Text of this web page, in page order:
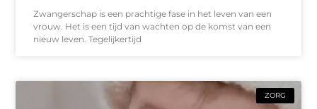
Zwangerschap is een prachtige fase in het leven van een
vrouw. Het is een tijd van wachten op de komst van een
nieuw leven. Tegelijkertijd
ZORG